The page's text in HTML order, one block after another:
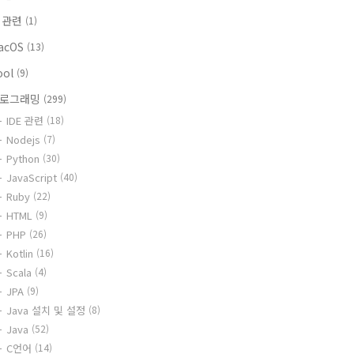
련 (1)
(13)
(9)
그래밍 (299)
IDE 관련 (18)
Nodejs (7)
Python (30)
JavaScript (40)
Ruby (22)
HTML (9)
PHP (26)
Kotlin (16)
Scala (4)
JPA (9)
Java 설치 및 설정 (8)
Java (52)
C언어 (14)